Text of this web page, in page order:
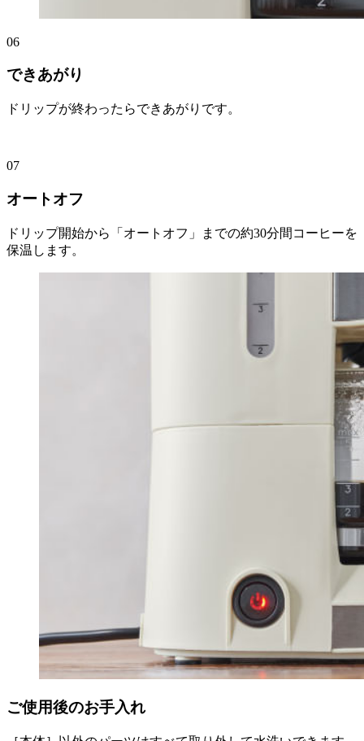
06
できあがり
ドリップが終わったらできあがりです。
07
オートオフ
ドリップ開始から「オートオフ」までの約30分間コーヒーを
保温します。
ご使用後のお手入れ